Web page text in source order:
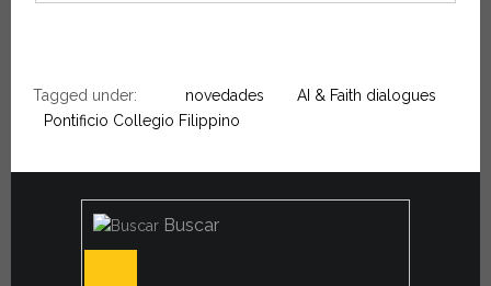
Tagged under: novedades
AI & Faith dialogues
Pontificio Collegio Filippino
Buscar